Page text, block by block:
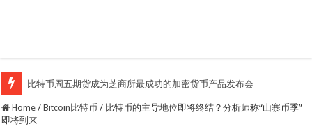
比特币周五期货成为芝商所最成功的加密货币产品发布会
Home / Bitcoin比特币 / 比特币的主导地位即将终结？分析师称“山寨币季”
即将到来